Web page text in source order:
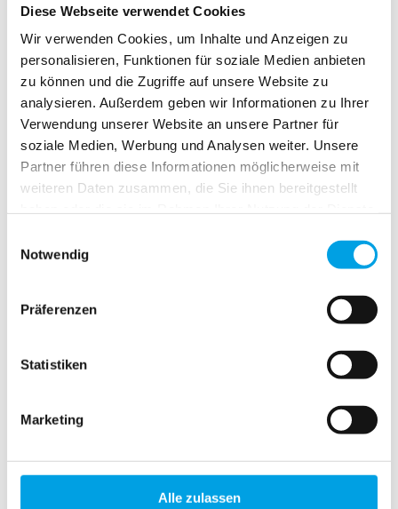
Diese Webseite verwendet Cookies
Wir verwenden Cookies, um Inhalte und Anzeigen zu
personalisieren, Funktionen für soziale Medien anbieten
zu können und die Zugriffe auf unsere Website zu
analysieren. Außerdem geben wir Informationen zu Ihrer
Verwendung unserer Website an unsere Partner für
soziale Medien, Werbung und Analysen weiter. Unsere
Partner führen diese Informationen möglicherweise mit
weiteren Daten zusammen, die Sie ihnen bereitgestellt
Notwendig
Präferenzen
Statistiken
Marketing
Alle zulassen
Sustainable
Holzfaser Socke
Material: